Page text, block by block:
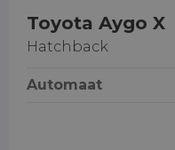
Toyota Aygo X
Hatchback
Automaat